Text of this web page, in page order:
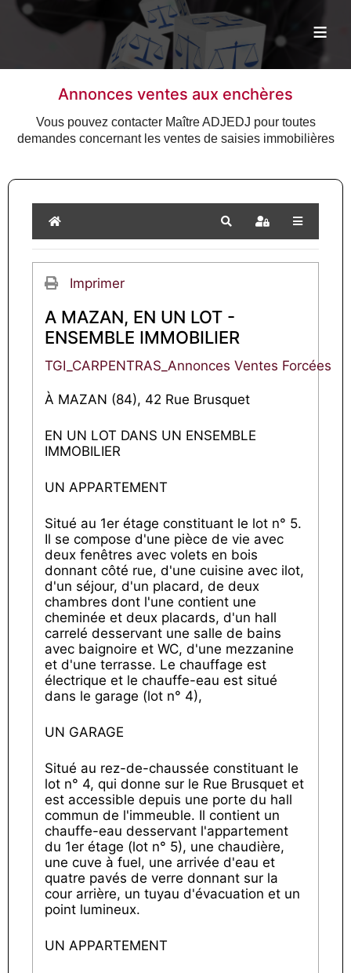
≡
Annonces ventes aux enchères
Vous pouvez contacter Maître ADJEDJ pour toutes
demandes concernant les ventes de saisies immobilières
Home SearchSign In
Imprimer
A MAZAN, EN UN LOT -
ENSEMBLE IMMOBILIER
TGI_CARPENTRAS_Annonces Ventes Forcées
À MAZAN (84), 42 Rue Brusquet
EN UN LOT DANS UN ENSEMBLE
IMMOBILIER
UN APPARTEMENT
Situé au 1er étage constituant le lot n° 5.
Il se compose d'une pièce de vie avec
deux fenêtres avec volets en bois
donnant côté rue, d'une cuisine avec ilot,
d'un séjour, d'un placard, de deux
chambres dont l'une contient une
cheminée et deux placards, d'un hall
carrelé desservant une salle de bains
avec baignoire et WC, d'une mezzanine
et d'une terrasse. Le chauffage est
électrique et le chauffe-eau est situé
dans le garage (lot n° 4),
UN GARAGE
Situé au rez-de-chaussée constituant le
lot n° 4, qui donne sur le Rue Brusquet et
est accessible depuis une porte du hall
commun de l'immeuble. Il contient un
chauffe-eau desservant l'appartement
du 1er étage (lot n° 5), une chaudière,
une cuve à fuel, une arrivée d'eau et
quatre pavés de verre donnant sur la
cour arrière, un tuyau d'évacuation et un
point lumineux.
UN APPARTEMENT